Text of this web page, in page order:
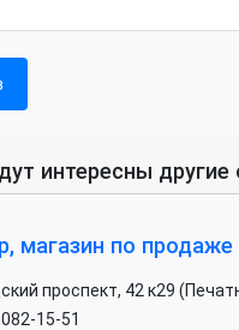
интересны другие
магазин по продаже
проспект, 42 к29
15-51